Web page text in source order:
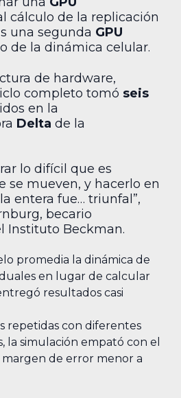
cálculo de la replicación
una segunda GPU
de la dinámica celular.
de hardware,
completo tomó seis
en la
Delta de la
lo difícil que es
se mueven, y hacerlo en
entera fue… triunfal”,
becario
Instituto Beckman.
promedia la dinámica de
en lugar de calcular
resultados casi
repetidas con diferentes
la simulación empató con el
de error menor a